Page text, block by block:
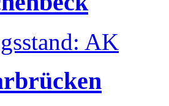
AK